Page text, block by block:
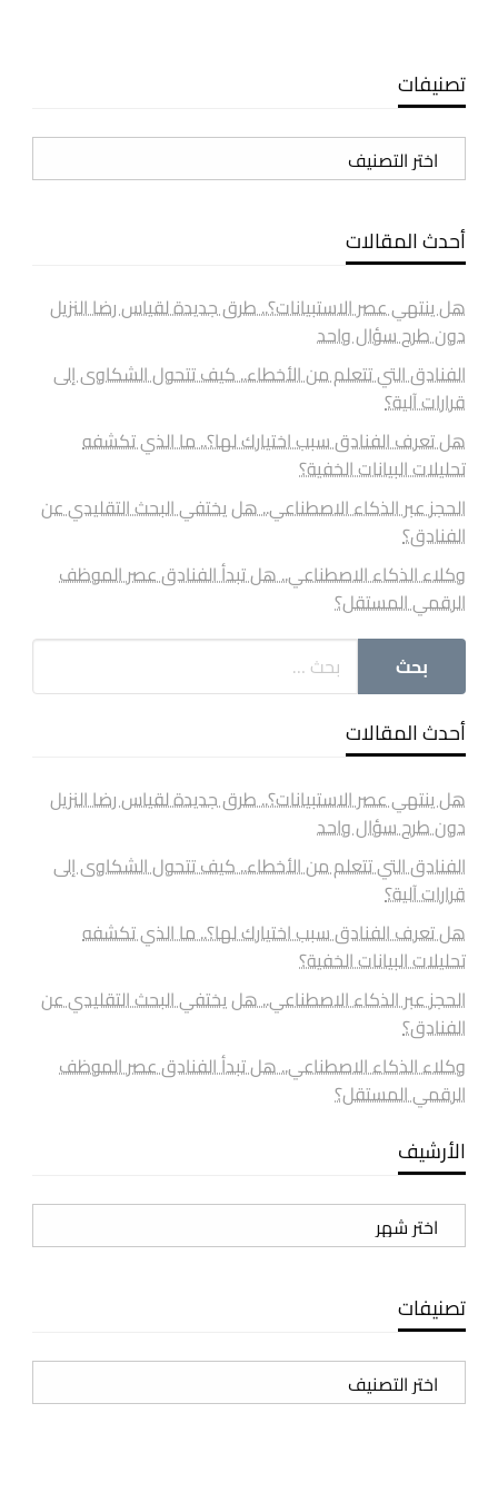
تصنيفات
تصنيفات
أحدث المقالات
هل ينتهي عصر الاستبيانات؟.. طرق جديدة لقياس رضا النزيل
دون طرح سؤال واحد
الفنادق التي تتعلم من الأخطاء.. كيف تتحول الشكاوى إلى
قرارات آلية؟
هل تعرف الفنادق سبب اختيارك لها؟.. ما الذي تكشفه
تحليلات البيانات الخفية؟
الحجز عبر الذكاء الاصطناعي.. هل يختفي البحث التقليدي عن
الفنادق؟
وكلاء الذكاء الاصطناعي.. هل تبدأ الفنادق عصر الموظف
الرقمي المستقل؟
أحدث المقالات
هل ينتهي عصر الاستبيانات؟.. طرق جديدة لقياس رضا النزيل
دون طرح سؤال واحد
الفنادق التي تتعلم من الأخطاء.. كيف تتحول الشكاوى إلى
قرارات آلية؟
هل تعرف الفنادق سبب اختيارك لها؟.. ما الذي تكشفه
تحليلات البيانات الخفية؟
الحجز عبر الذكاء الاصطناعي.. هل يختفي البحث التقليدي عن
الفنادق؟
وكلاء الذكاء الاصطناعي.. هل تبدأ الفنادق عصر الموظف
الرقمي المستقل؟
الأرشيف
الأرشيف
تصنيفات
تصنيفات